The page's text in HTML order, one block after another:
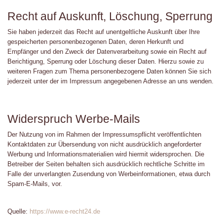
Recht auf Auskunft, Löschung, Sperrung
Sie haben jederzeit das Recht auf unentgeltliche Auskunft über Ihre
gespeicherten personenbezogenen Daten, deren Herkunft und
Empfänger und den Zweck der Datenverarbeitung sowie ein Recht auf
Berichtigung, Sperrung oder Löschung dieser Daten. Hierzu sowie zu
weiteren Fragen zum Thema personenbezogene Daten können Sie sich
jederzeit unter der im Impressum angegebenen Adresse an uns wenden.
Widerspruch Werbe-Mails
Der Nutzung von im Rahmen der Impressumspflicht veröffentlichten
Kontaktdaten zur Übersendung von nicht ausdrücklich angeforderter
Werbung und Informationsmaterialien wird hiermit widersprochen. Die
Betreiber der Seiten behalten sich ausdrücklich rechtliche Schritte im
Falle der unverlangten Zusendung von Werbeinformationen, etwa durch
Spam-E-Mails, vor.
Quelle: https://www.e-recht24.de